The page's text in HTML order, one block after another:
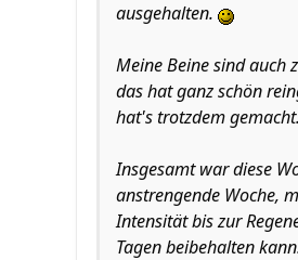
ausgehalten.
Meine Beine sind auch
das hat ganz schön
hat's trotzdem gemacht.
Insgesamt war diese
anstrengende Woche,
Intensität bis zur
Tagen beibehalten